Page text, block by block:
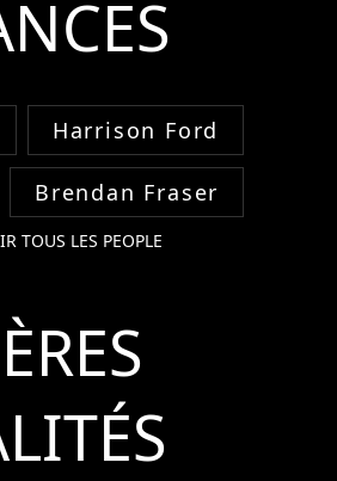
Harrison Ford
Brendan Fraser
TOUS LES PEOPLE